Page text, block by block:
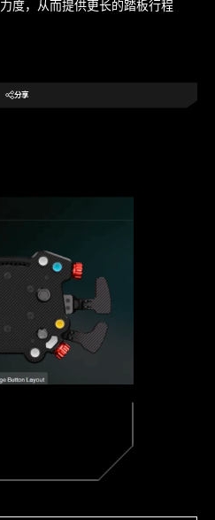
度，从而提供更长的踏板行程